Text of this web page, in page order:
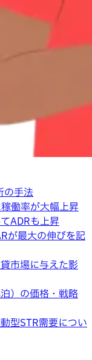
の手法
働率が大幅上昇
ADRも上昇
が最大の伸びを記
市場に与えた影
）の価格・戦略
型STR需要につい